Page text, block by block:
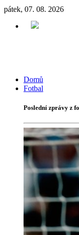
pátek, 07. 08. 2026
Domů
Fotbal
Poslední zprávy z